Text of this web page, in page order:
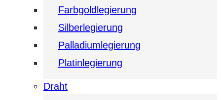
Farbgoldlegierung
Silberlegierung
Palladiumlegierung
Platinlegierung
Draht